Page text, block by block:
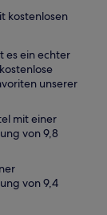
kostenlosen
es ein echter
unserer
mit einer
von 9,8
von 9,4